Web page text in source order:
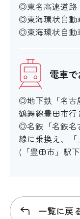
◎東名高速道路
◎東海環状自動
◎東海環状自動
電車
◎地下鉄「名古
鶴舞線豊田市行
◎名鉄「名鉄名
線に乗換え、「
(「豊田市」駅
一覧に戻